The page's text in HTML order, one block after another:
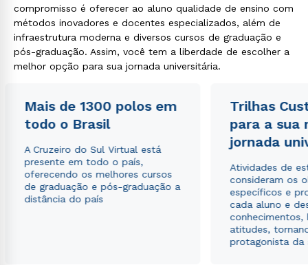
compromisso é oferecer ao aluno qualidade de ensino com
métodos inovadores e docentes especializados, além de
infraestrutura moderna e diversos cursos de graduação e
pós-graduação. Assim, você tem a liberdade de escolher a
melhor opção para sua jornada universitária.
Mais de 1300 polos em
todo o Brasil
A Cruzeiro do Sul Virtual está
presente em todo o país,
oferecendo os melhores cursos
de graduação e pós-graduação a
distância do país
Trilhas
para a sua
jornada
Atividades de
consideram os
específicos e
cada aluno e
conhecimentos,
atitudes,
protagonista da
Rápido e fácil
WhatsApp
ou
Estou de acordo com aPolítica de Privacidade.e
autorizo que meus dados sejam utilizados para o
envio de conteúdos da Cruzeiro do Sul.